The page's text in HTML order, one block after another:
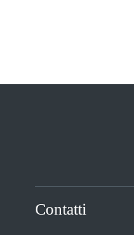
Contatti